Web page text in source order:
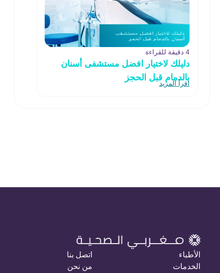
4 دقيقة للقراءة
دليلك لاختيار افضل مستشفى أسنان
بالدمام قبل الحجز
اقرأ المزيد
الأطباء
الخدمات
اتصل بنا
من نحن